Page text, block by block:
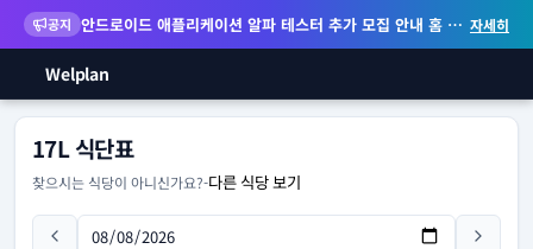
공지 안드로이드 애플리케이션 알파 테스터 추가 모집 안내 홈 화면 위젯 등 지원 자세히
Welplan
17L 식단표
찾으시는 식당이 아니신가요?-다른 식당 보기